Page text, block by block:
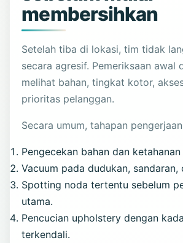
membersihkan
Setelah tiba di lokasi, tim tidak
secara agresif. Pemeriksaan awal
melihat bahan, tingkat kotor,
prioritas pelanggan.
Secara umum, tahapan
Pengecekan bahan dan ketahanan
Vacuum pada dudukan, sandaran,
Spotting noda tertentu sebelum
utama.
Pencucian upholstery dengan
terkendali.